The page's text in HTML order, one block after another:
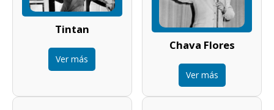
Tintan
Ver más
Chava Flores
Ver más